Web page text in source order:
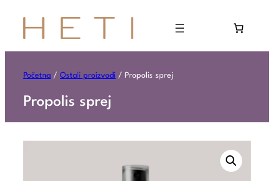
Početna / Ostali proizvodi / Propolis sprej
Propolis sprej